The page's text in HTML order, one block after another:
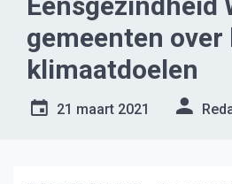
gemeenten over
klimaatdoelen
21 maart 2021